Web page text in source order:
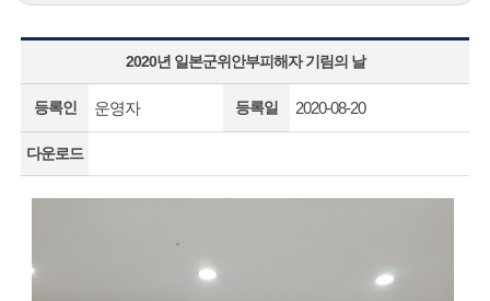
2020년 일본군위안부피해자 기림의 날
등록인 운영자 등록일 2020-08-20
다운로드